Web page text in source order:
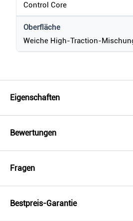
Control Core
Oberfläche
Weiche High-Traction-
Eigenschaften
Bewertungen
Fragen
Bestpreis-Garantie